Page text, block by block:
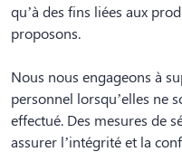
qu’à des fins liées aux
proposons.
Nous nous engageons à
personnel lorsqu’elles ne
effectué. Des mesures de
assurer l’intégrité et la